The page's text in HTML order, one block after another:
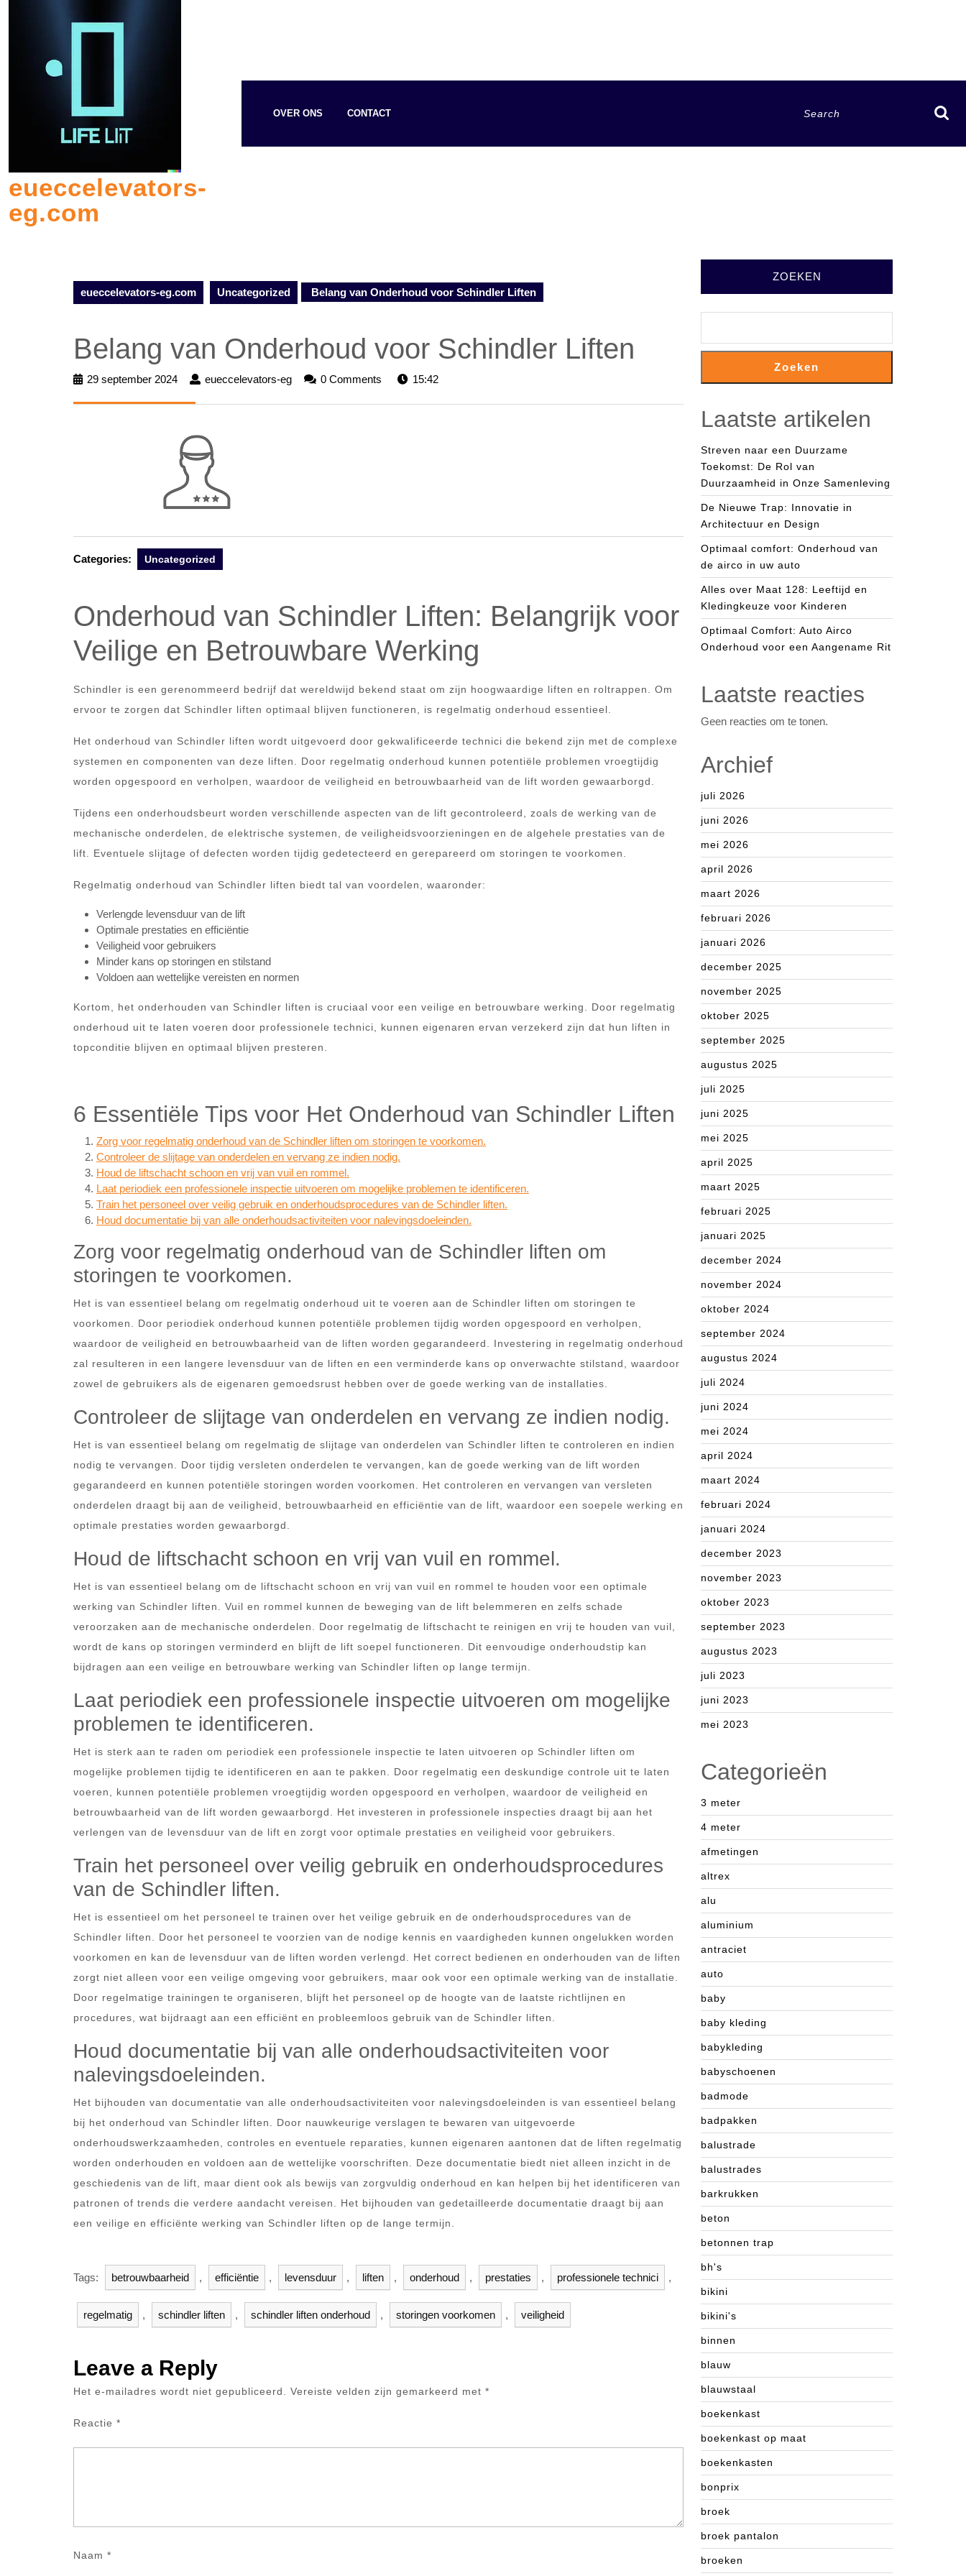
eueccelevators-
eg.com
OVER ONS CONTACT
eueccelevators-eg.com Uncategorized Belang van Onderhoud voor Schindler Liften
Belang van Onderhoud voor Schindler Liften
29 september 2024
29
eueccelevators-eg
eueccelevators-
0 Comments 15:42
Categories: Uncategorized
Onderhoud van Schindler Liften: Belangrijk voor
Veilige en Betrouwbare Werking
Schindler is een gerenommeerd bedrijf dat wereldwijd bekend staat om zijn hoogwaardige liften en roltrappen. Om
ervoor te zorgen dat Schindler liften optimaal blijven functioneren, is regelmatig onderhoud essentieel.
Het onderhoud van Schindler liften wordt uitgevoerd door gekwalificeerde technici die bekend zijn met de complexe
systemen en componenten van deze liften. Door regelmatig onderhoud kunnen potentiële problemen vroegtijdig
worden opgespoord en verholpen, waardoor de veiligheid en betrouwbaarheid van de lift worden gewaarborgd.
Tijdens een onderhoudsbeurt worden verschillende aspecten van de lift gecontroleerd, zoals de werking van de
mechanische onderdelen, de elektrische systemen, de veiligheidsvoorzieningen en de algehele prestaties van de
lift. Eventuele slijtage of defecten worden tijdig gedetecteerd en gerepareerd om storingen te voorkomen.
Regelmatig onderhoud van Schindler liften biedt tal van voordelen, waaronder:
Verlengde levensduur van de lift
Optimale prestaties en efficiëntie
Veiligheid voor gebruikers
Minder kans op storingen en stilstand
Voldoen aan wettelijke vereisten en normen
Kortom, het onderhouden van Schindler liften is cruciaal voor een veilige en betrouwbare werking. Door regelmatig
onderhoud uit te laten voeren door professionele technici, kunnen eigenaren ervan verzekerd zijn dat hun liften in
topconditie blijven en optimaal blijven presteren.
6 Essentiële Tips voor Het Onderhoud van Schindler Liften
Zorg voor regelmatig onderhoud van de Schindler liften om storingen te voorkomen.
Controleer de slijtage van onderdelen en vervang ze indien nodig.
Houd de liftschacht schoon en vrij van vuil en rommel.
Laat periodiek een professionele inspectie uitvoeren om mogelijke problemen te identificeren.
Train het personeel over veilig gebruik en onderhoudsprocedures van de Schindler liften.
Houd documentatie bij van alle onderhoudsactiviteiten voor nalevingsdoeleinden.
Zorg voor regelmatig onderhoud van de Schindler liften om
storingen te voorkomen.
Het is van essentieel belang om regelmatig onderhoud uit te voeren aan de Schindler liften om storingen te
voorkomen. Door periodiek onderhoud kunnen potentiële problemen tijdig worden opgespoord en verholpen,
waardoor de veiligheid en betrouwbaarheid van de liften worden gegarandeerd. Investering in regelmatig onderhoud
zal resulteren in een langere levensduur van de liften en een verminderde kans op onverwachte stilstand, waardoor
zowel de gebruikers als de eigenaren gemoedsrust hebben over de goede werking van de installaties.
Controleer de slijtage van onderdelen en vervang ze indien nodig.
Het is van essentieel belang om regelmatig de slijtage van onderdelen van Schindler liften te controleren en indien
nodig te vervangen. Door tijdig versleten onderdelen te vervangen, kan de goede werking van de lift worden
gegarandeerd en kunnen potentiële storingen worden voorkomen. Het controleren en vervangen van versleten
onderdelen draagt bij aan de veiligheid, betrouwbaarheid en efficiëntie van de lift, waardoor een soepele werking en
optimale prestaties worden gewaarborgd.
Houd de liftschacht schoon en vrij van vuil en rommel.
Het is van essentieel belang om de liftschacht schoon en vrij van vuil en rommel te houden voor een optimale
werking van Schindler liften. Vuil en rommel kunnen de beweging van de lift belemmeren en zelfs schade
veroorzaken aan de mechanische onderdelen. Door regelmatig de liftschacht te reinigen en vrij te houden van vuil,
wordt de kans op storingen verminderd en blijft de lift soepel functioneren. Dit eenvoudige onderhoudstip kan
bijdragen aan een veilige en betrouwbare werking van Schindler liften op lange termijn.
Laat periodiek een professionele inspectie uitvoeren om mogelijke
problemen te identificeren.
Het is sterk aan te raden om periodiek een professionele inspectie te laten uitvoeren op Schindler liften om
mogelijke problemen tijdig te identificeren en aan te pakken. Door regelmatig een deskundige controle uit te laten
voeren, kunnen potentiële problemen vroegtijdig worden opgespoord en verholpen, waardoor de veiligheid en
betrouwbaarheid van de lift worden gewaarborgd. Het investeren in professionele inspecties draagt bij aan het
verlengen van de levensduur van de lift en zorgt voor optimale prestaties en veiligheid voor gebruikers.
Train het personeel over veilig gebruik en onderhoudsprocedures
van de Schindler liften.
Het is essentieel om het personeel te trainen over het veilige gebruik en de onderhoudsprocedures van de
Schindler liften. Door het personeel te voorzien van de nodige kennis en vaardigheden kunnen ongelukken worden
voorkomen en kan de levensduur van de liften worden verlengd. Het correct bedienen en onderhouden van de liften
zorgt niet alleen voor een veilige omgeving voor gebruikers, maar ook voor een optimale werking van de installatie.
Door regelmatige trainingen te organiseren, blijft het personeel op de hoogte van de laatste richtlijnen en
procedures, wat bijdraagt aan een efficiënt en probleemloos gebruik van de Schindler liften.
Houd documentatie bij van alle onderhoudsactiviteiten voor
nalevingsdoeleinden.
Het bijhouden van documentatie van alle onderhoudsactiviteiten voor nalevingsdoeleinden is van essentieel belang
bij het onderhoud van Schindler liften. Door nauwkeurige verslagen te bewaren van uitgevoerde
onderhoudswerkzaamheden, controles en eventuele reparaties, kunnen eigenaren aantonen dat de liften regelmatig
worden onderhouden en voldoen aan de wettelijke voorschriften. Deze documentatie biedt niet alleen inzicht in de
geschiedenis van de lift, maar dient ook als bewijs van zorgvuldig onderhoud en kan helpen bij het identificeren van
patronen of trends die verdere aandacht vereisen. Het bijhouden van gedetailleerde documentatie draagt ​​bij aan
een veilige en efficiënte werking van Schindler liften op de lange termijn.
Tags: betrouwbaarheid , efficiëntie , levensduur , liften , onderhoud , prestaties , professionele technici ,
regelmatig , schindler liften , schindler liften onderhoud , storingen voorkomen , veiligheid
Leave a Reply
Het e-mailadres wordt niet gepubliceerd. Vereiste velden zijn gemarkeerd met *
Reactie *
Naam *
ZOEKEN
Zoeken
Laatste artikelen
Streven naar een Duurzame
Toekomst: De Rol van
Duurzaamheid in Onze Samenleving
De Nieuwe Trap: Innovatie in
Architectuur en Design
Optimaal comfort: Onderhoud van
de airco in uw auto
Alles over Maat 128: Leeftijd en
Kledingkeuze voor Kinderen
Optimaal Comfort: Auto Airco
Onderhoud voor een Aangename Rit
Laatste reacties
Geen reacties om te tonen.
Archief
juli 2026
juni 2026
mei 2026
april 2026
maart 2026
februari 2026
januari 2026
december 2025
november 2025
oktober 2025
september 2025
augustus 2025
juli 2025
juni 2025
mei 2025
april 2025
maart 2025
februari 2025
januari 2025
december 2024
november 2024
oktober 2024
september 2024
augustus 2024
juli 2024
juni 2024
mei 2024
april 2024
maart 2024
februari 2024
januari 2024
december 2023
november 2023
oktober 2023
september 2023
augustus 2023
juli 2023
juni 2023
mei 2023
Categorieën
3 meter
4 meter
afmetingen
altrex
alu
aluminium
antraciet
auto
baby
baby kleding
babykleding
babyschoenen
badmode
badpakken
balustrade
balustrades
barkrukken
beton
betonnen trap
bh's
bikini
bikini's
binnen
blauw
blauwstaal
boekenkast
boekenkast op maat
boekenkasten
bonprix
broek
broek pantalon
broeken